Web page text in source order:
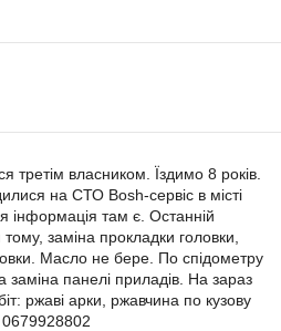
третім власником. Їздимо 8 років.
на СТО Bosh-cервіс в місті
інформація там є. Останній
заміна прокладки головки,
Масло не бере. По спідометру
заміна панелі приладів. На зараз
ржаві арки, ржавчина по кузову
0679928802